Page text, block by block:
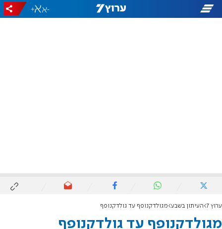
-
+
ערוץ 7 העיתון בשבע מגולדקנופף עד גולדקנופף
מגולדקנופף עד גולדקנופף